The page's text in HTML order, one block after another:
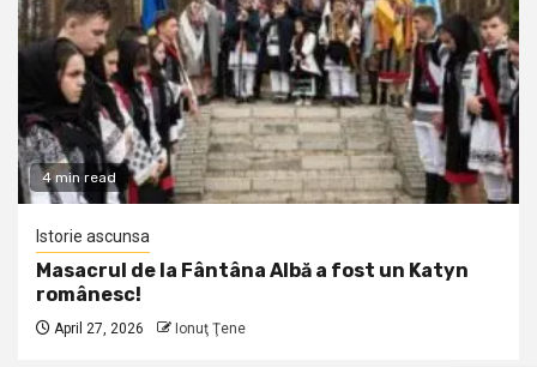
4 min read
Istorie ascunsa
Masacrul de la Fântâna Albă a fost un Katyn
românesc!
April 27, 2026 Ionuţ Ţene